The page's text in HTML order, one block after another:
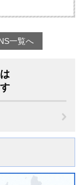
一覧へ